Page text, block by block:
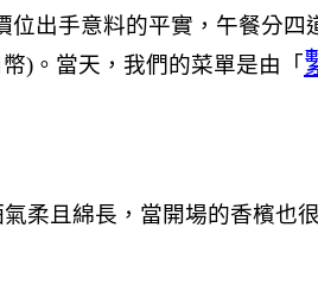
位出手意料的平實，午餐分
)。當天，我們的菜單是由「
柔且綿長，當開場的香檳也